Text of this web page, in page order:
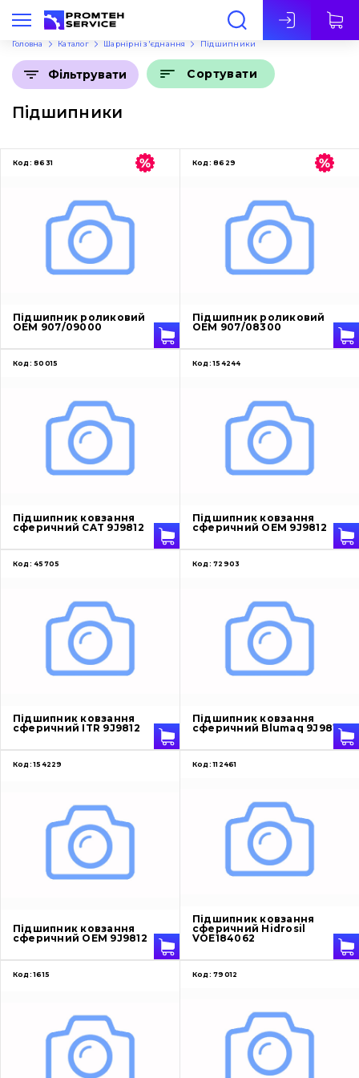
Укр
Головна Каталог Шарнірні з'єднання Підшипники
Підшипники
Фільтрувати Сортувати
Код: 8631
Підшипник роликовий
OEM 907/09000
Код: 8629
Підшипник роликовий
OEM 907/08300
Код: 50015
Підшипник ковзання
сферичний CAT 9J9812
Код: 154244
Підшипник ковзання
сферичний OEM 9J9812
Код: 45705
Підшипник ковзання
сферичний ITR 9J9812
Код: 72903
Підшипник ковзання
сферичний Blumaq 9J9812
Код: 154229
Підшипник ковзання
сферичний OEM 9J9812
Код: 112461
Підшипник ковзання
сферичний Hidrosil
VOE184062
Код: 1615 Код: 79012